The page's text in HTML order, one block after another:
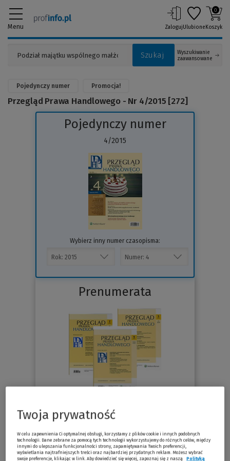
Menu
Szukaj
Wyszukiwanie
zaawansowane
ZalogujUlubione
0
Koszyk
Pojedynczy numer Promocja!
Przegląd Prawa Handlowego - Nr 4/2015 [272]
Pojedynczy numer
4/2015
innej
Wybierz inny numer czasopisma:
Prenumerata
Już od 76.30 zł
Sprawdź
Twoja prywatność
W celu zapewnienia Ci optymalnej obsługi, korzystamy z plików cookie i innych podobnych
technologii. Dane zebrane za pomocą tych technologii wykorzystujemy do różnych celów, między
innymi do ulepszania funkcjonalności strony, zapamiętywania Twoich preferencji,
wyświetlania najtrafniejszych treści oraz najbardziej przydatnych reklam. Możesz wybrać
swoje preferencje, klikając w link. Aby dowiedzieć się więcej, zapoznaj się z naszą
Polityką